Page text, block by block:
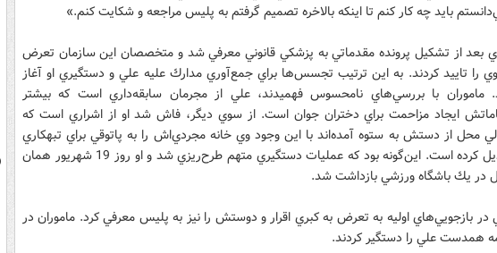
بايد چه كار كنم تا اينكه بالاخره تصميم گرفتم به پليس مراجعه و شكايت كنم.»
بعد از تشكيل پرونده مقدماتي به پزشكي قانوني معرفي شد و متخصصان اين سازمان تعرض
را تاييد كردند. به اين ترتيب تجسس‌ها براي جمع‌آوري مدارك عليه علي و دستگيري او آغاز
ماموران با بررسي‌هاي نامحسوس فهميدند، علي از مجرمان سابقه‌داري است كه بيشتر
ايجاد مزاحمت براي دختران جوان است. از سوي ديگر، فاش شد او از اشراري است كه
محل از دستش به ستوه آمده‌اند با اين وجود وي خانه مجردي‌اش را به پاتوقي براي تبهكاري
تبديل كرده است. اين‌گونه بود كه عمليات دستگيري متهم طرح‌ريزي شد و او روز 19 شهريور همان
در يك باشگاه ورزشي بازداشت شد.
در بازجويي‌هاي اوليه به تعرض به كبري اقرار و دوستش را نيز به پليس معرفي كرد. ماموران در
همدست علي را دستگير كردند.